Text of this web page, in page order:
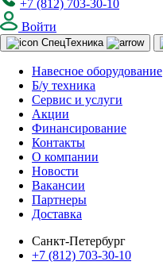
+7 (812) 703-30-10
Войти
СпецТехника
Навесное оборудование
Б/у техника
Сервис и услуги
Акции
Финансирование
Контакты
О компании
Новости
Вакансии
Партнеры
Доставка
Санкт-Петербург
+7 (812) 703-30-10